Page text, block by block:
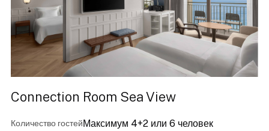
Connection Room Sea View
Количество гостейМаксимум 4+2 или 6 человек